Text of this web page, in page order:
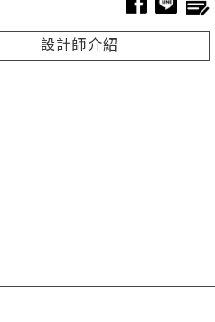
設計師介紹